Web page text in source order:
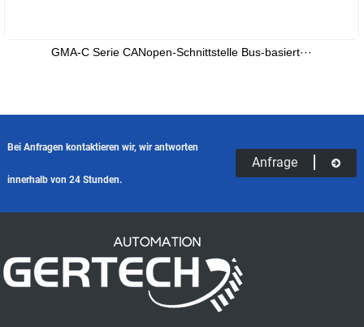
GMA-C Serie CANopen-Schnittstelle Bus-basiert···
Bei Anfragen kontaktieren wir, wir antworten
innerhalb von 24 Stunden.
Anfrage